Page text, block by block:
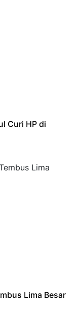
Curi HP di
Lima Besar